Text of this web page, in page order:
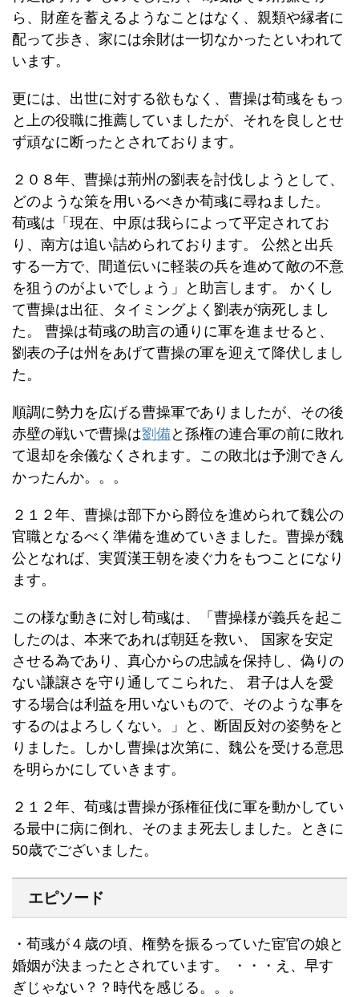
ら、財産を蓄えるようなことはなく、親類や縁者に
配って歩き、家には余財は一切なかったといわれて
います。
更には、出世に対する欲もなく、曹操は荀彧をもっ
と上の役職に推薦していましたが、それを良しとせ
ず頑なに断ったとされております。
２０８年、曹操は荊州の劉表を討伐しようとして、
どのような策を用いるべきか荀彧に尋ねました。
荀彧は「現在、中原は我らによって平定されてお
り、南方は追い詰められております。 公然と出兵
する一方で、間道伝いに軽装の兵を進めて敵の不意
を狙うのがよいでしょう」と助言します。 かくし
て曹操は出征、タイミングよく劉表が病死しまし
た。 曹操は荀彧の助言の通りに軍を進ませると、
劉表の子は州をあげて曹操の軍を迎えて降伏しまし
た。
順調に勢力を広げる曹操軍でありましたが、その後
赤壁の戦いで曹操は劉備と孫権の連合軍の前に敗れ
て退却を余儀なくされます。この敗北は予測できん
かったんか。。。
２１２年、曹操は部下から爵位を進められて魏公の
官職となるべく準備を進めていきました。曹操が魏
公となれば、実質漢王朝を凌ぐ力をもつことになり
ます。
この様な動きに対し荀彧は、「曹操様が義兵を起こ
したのは、本来であれば朝廷を救い、 国家を安定
させる為であり、真心からの忠誠を保持し、偽りの
ない謙譲さを守り通してこられた、 君子は人を愛
する場合は利益を用いないもので、そのような事を
するのはよろしくない。」と、断固反対の姿勢をと
りました。しかし曹操は次第に、魏公を受ける意思
を明らかにしていきます。
２１２年、荀彧は曹操が孫権征伐に軍を動かしてい
る最中に病に倒れ、そのまま死去しました。ときに
50歳でございました。
エピソード
・荀彧が４歳の頃、権勢を振るっていた宦官の娘と
婚姻が決まったとされています。 ・・・え、早す
ぎじゃない？？時代を感じる。。。